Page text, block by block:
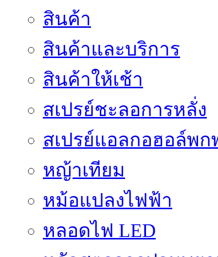
สินค้า
สินค้าและบริการ
สินค้าให้เช้า
สเปรย์ชะลอการหลั่ง
สเปรย์แอลกอฮอล์พก
หญ้าเทียม
หม้อแปลงไฟฟ้า
หลอดไฟ LED